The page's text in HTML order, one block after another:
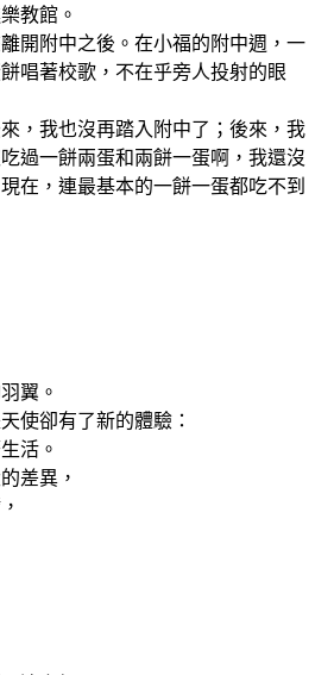
教館。
開附中之後。在小福的附中週，一
唱著校歌，不在乎旁人投射的眼
，我也沒再踏入附中了；後來，我
過一餅兩蛋和兩餅一蛋啊，我還沒
在，連最基本的一餅一蛋都吃不到
翼。
使卻有了新的體驗：
活。
差異，